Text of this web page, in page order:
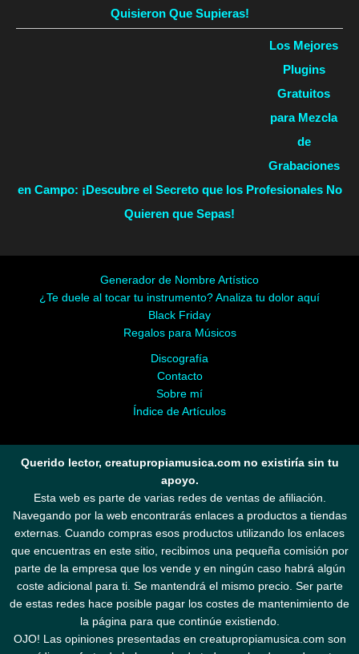
Quisieron Que Supieras!
Los Mejores
Plugins
Gratuitos
para Mezcla
de
Grabaciones
en Campo: ¡Descubre el Secreto que los Profesionales No
Quieren que Sepas!
Generador de Nombre Artístico
¿Te duele al tocar tu instrumento? Analiza tu dolor aquí
Black Friday
Regalos para Músicos
Discografía
Contacto
Sobre mí
Índice de Artículos
Querido lector, creatupropiamusica.com no existiría sin tu
apoyo.
Esta web es parte de varias redes de ventas de afiliación.
Navegando por la web encontrarás enlaces a productos a tiendas
externas. Cuando compras esos productos utilizando los enlaces
que encuentras en este sitio, recibimos una pequeña comisión por
parte de la empresa que los vende y en ningún caso habrá algún
coste adicional para ti. Se mantendrá el mismo precio. Ser parte
de estas redes hace posible pagar los costes de mantenimiento de
la página para que continúe existiendo.
OJO! Las opiniones presentadas en creatupropiamusica.com son